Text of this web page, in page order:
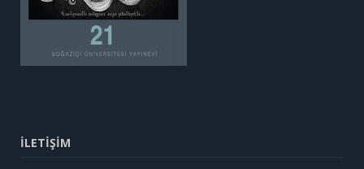
İLETİŞİM